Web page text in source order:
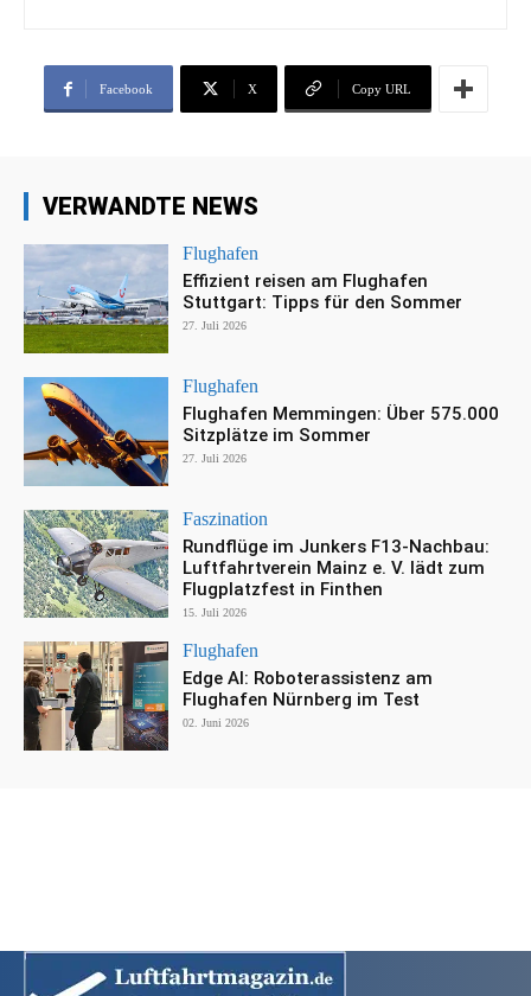
Facebook X Copy URL
VERWANDTE NEWS
Flughafen
Effizient reisen am Flughafen
Stuttgart: Tipps für den Sommer
27. Juli 2026
Flughafen
Flughafen Memmingen: Über 575.000
Sitzplätze im Sommer
27. Juli 2026
Faszination
Rundflüge im Junkers F13-Nachbau:
Luftfahrtverein Mainz e. V. lädt zum
Flugplatzfest in Finthen
15. Juli 2026
Flughafen
Edge AI: Roboterassistenz am
Flughafen Nürnberg im Test
02. Juni 2026